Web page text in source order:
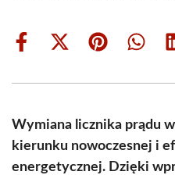
Share
Share
(Twitter)
Share Share
Wymiana licznika prądu
kierunku nowoczesnej i
energetycznej. Dzięki